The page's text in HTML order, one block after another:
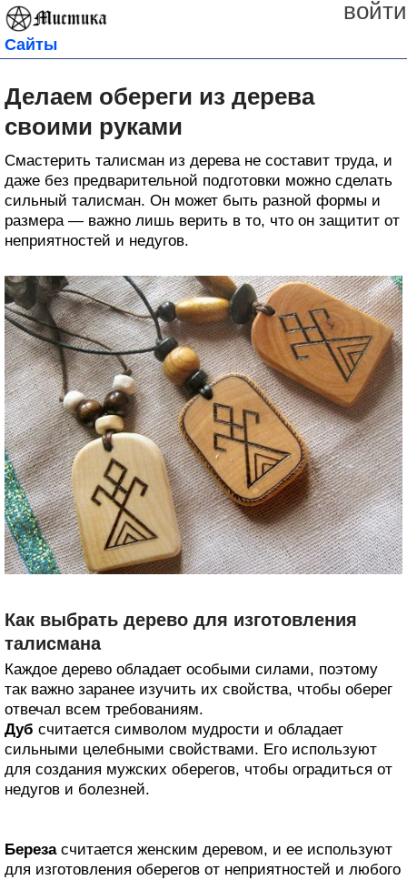
войти
Сайты
Делаем обереги из дерева
своими руками
Смастерить талисман из дерева не составит труда, и
даже без предварительной подготовки можно сделать
сильный талисман. Он может быть разной формы и
размера — важно лишь верить в то, что он защитит от
неприятностей и недугов.
Как выбрать дерево для изготовления
талисмана
Каждое дерево обладает особыми силами, поэтому
так важно заранее изучить их свойства, чтобы оберег
отвечал всем требованиям.
Дуб считается символом мудрости и обладает
сильными целебными свойствами. Его используют
для создания мужских оберегов, чтобы оградиться от
недугов и болезней.
Березасчитается женским деревом, и ее используют
для изготовления оберегов от неприятностей и любого